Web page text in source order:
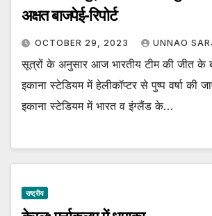
अक्षत बाजपेई-रिपोर्ट
OCTOBER 29, 2023 UNNAO
सूत्रों के अनुसार आज भारतीय टीम की जीत
इकाना स्टेडियम में हेलीकॉप्टर से पुष्प वर्षा
इकाना स्टेडियम में भारत व इंग्लैंड के…
राष्ट्रीय